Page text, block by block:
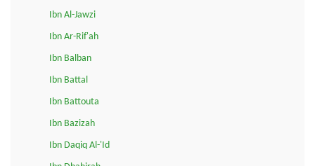
Ibn Al-Jawzi
Ibn Ar-Rif'ah
Ibn Balban
Ibn Battal
Ibn Battouta
Ibn Bazizah
Ibn Daqiq Al-'Id